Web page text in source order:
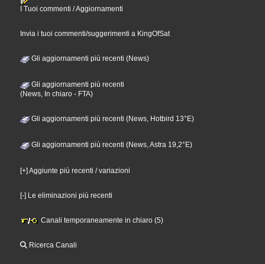
I Tuoi commenti / Aggiornamenti
Invia i tuoi commenti/suggerimenti a KingOfSat
Gli aggiornamenti più recenti (News)
Gli aggiornamenti più recenti
(News, In chiaro - FTA)
Gli aggiornamenti più recenti (News, Hotbird 13°E)
Gli aggiornamenti più recenti (News, Astra 19,2°E)
[+] Aggiunte più recenti / variazioni
[-] Le eliminazioni più recenti
Canali temporaneamente in chiaro (5)
Ricerca Canali